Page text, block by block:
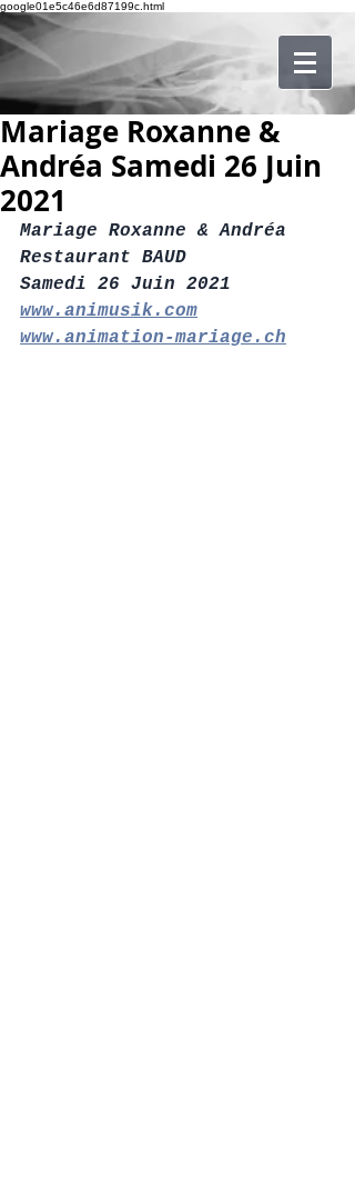
google01e5c46e6d87199c.html
Mariage Roxanne &
Andréa Samedi 26 Juin
2021
Mariage Roxanne & Andréa
Restaurant BAUD
Samedi 26 Juin 2021
www.animusik.com
www.animation-mariage.ch